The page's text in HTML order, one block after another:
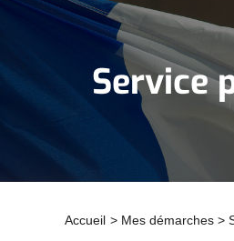
Service
Accueil > Mes démarches >